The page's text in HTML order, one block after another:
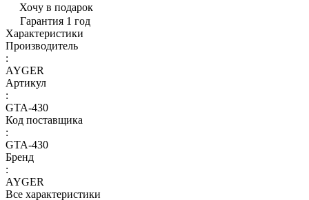
Хочу в подарок
Гарантия 1 год
Характеристики
Производитель
:
AYGER
Артикул
:
GTA-430
Код поставщика
:
GTA-430
Бренд
:
AYGER
Все характеристики